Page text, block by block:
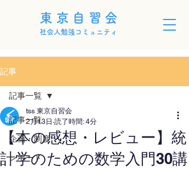
東京自習会
社会人勉強コミュニティ
記事
記事一覧
企画・制度
レポート
記事一覧
【本の感想・レビュー】統
計学のための数学入門30講
tss 東京自習会
2月13日 読了時間: 4分